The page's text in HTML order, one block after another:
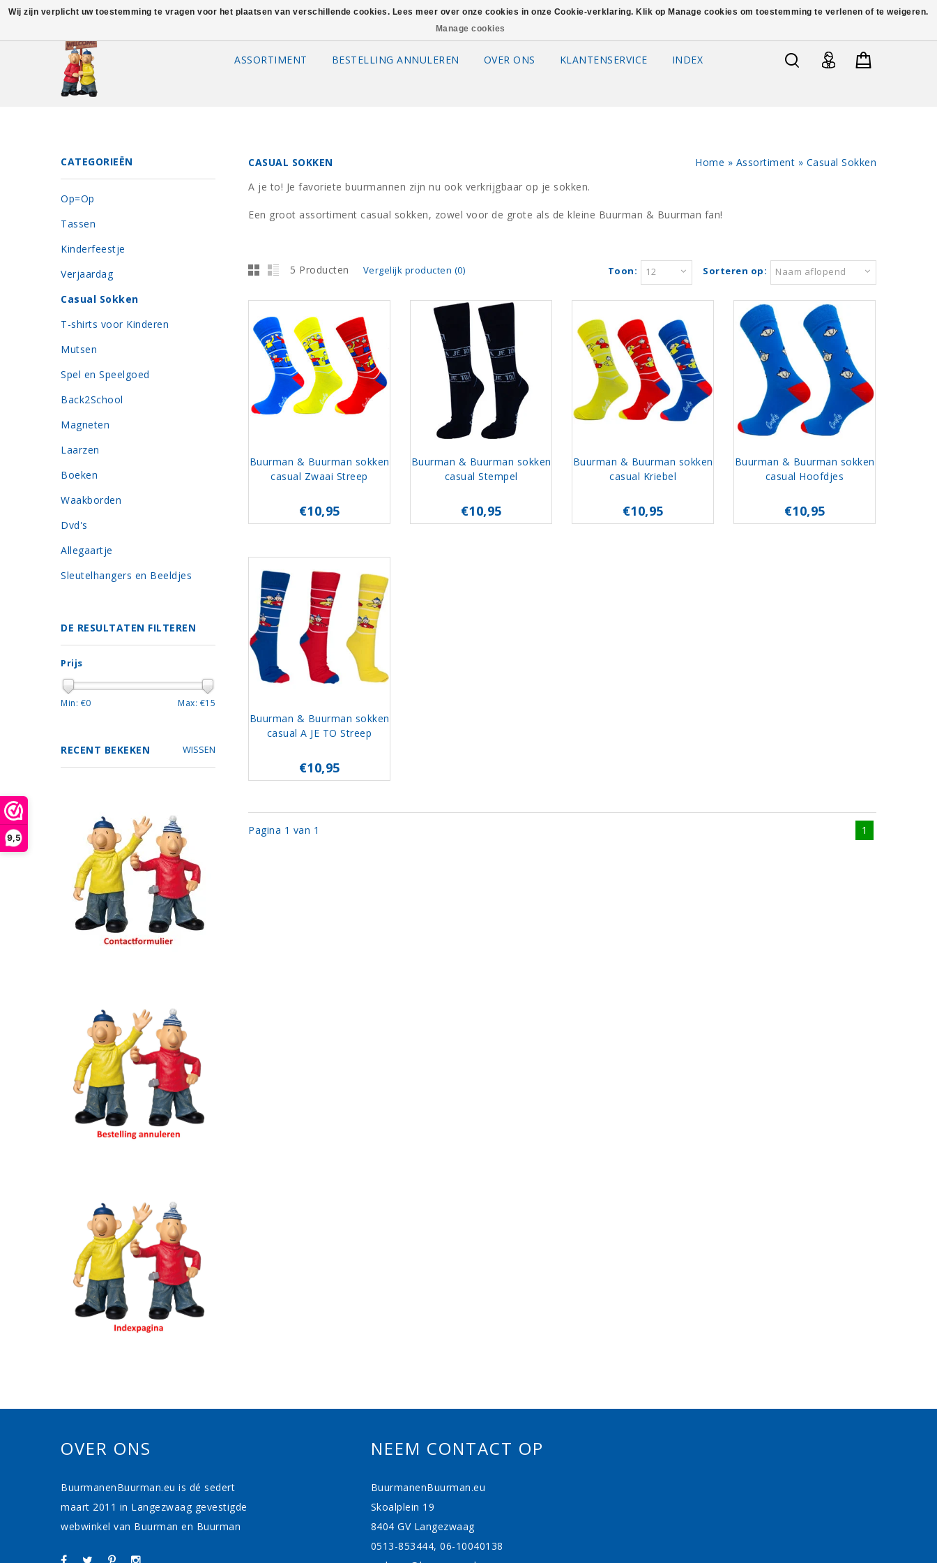
9,5
ASSORTIMENT BESTELLING ANNULEREN OVER ONS KLANTENSERVICE INDEX
Home » Assortiment » Casual Sokken
CASUAL SOKKEN
A je to! Je favoriete buurmannen zijn nu ook verkrijgbaar op je sokken.
Een groot assortiment casual sokken, zowel voor de grote als de kleine Buurman & Buurman fan!
5 Producten Vergelijk producten (0) Sorteren op: Naam aflopend
Toon: 12
Buurman & Buurman sokken
casual Zwaai Streep
€10,95
Buurman & Buurman sokken
casual Stempel
€10,95
Buurman & Buurman sokken
casual Kriebel
€10,95
Buurman & Buurman sokken
casual Hoofdjes
€10,95
Buurman & Buurman sokken
casual A JE TO Streep
€10,95
Pagina 1 van 1 1
CATEGORIEËN
Op=Op
Tassen
Kinderfeestje
Verjaardag
Casual Sokken
T-shirts voor Kinderen
Mutsen
Spel en Speelgoed
Back2School
Magneten
Laarzen
Boeken
Waakborden
Dvd's
Allegaartje
Sleutelhangers en Beeldjes
DE RESULTATEN FILTEREN
Prijs
Min: €0 Max: €15
RECENT BEKEKEN WISSEN
OVER ONS
BuurmanenBuurman.eu is dé sedert
maart 2011 in Langezwaag gevestigde
webwinkel van Buurman en Buurman
NEEM CONTACT OP
BuurmanenBuurman.eu
Skoalplein 19
8404 GV Langezwaag
0513-853444, 06-10040138
Wij zijn verplicht uw toestemming te vragen voor het plaatsen van verschillende cookies. Lees meer over onze cookies in onze Cookie-verklaring. Klik op Manage cookies om toestemming te verlenen of te weigeren.
Manage cookies